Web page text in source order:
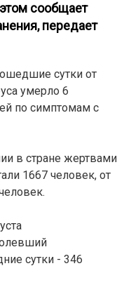
сообщает
передает
сутки от
умерло 6
по симптомам с
в стране жертвами
1667 человек, от
сутки - 346